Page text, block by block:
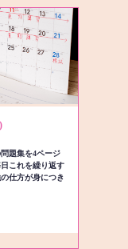
題集を4ページ
これを繰り返す
仕方が身につき